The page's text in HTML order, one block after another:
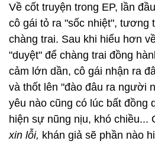
Về cốt truyện trong EP, lần
cô gái tỏ ra "sốc nhiệt",
chàng trai. Sau khi hiểu hơn
"duyệt" để chàng trai đồng
cảm lớn dần, cô gái nhận ra
và thốt lên "đào đâu ra người
yêu nào cũng có lúc bất đồng
hiện sự nũng nịu, khó chiều...
xin lỗi, khán giả sẽ phần nào